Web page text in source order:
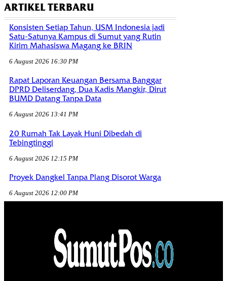
ARTIKEL TERBARU
Konsisten Setiap Tahun, USM Indonesia jadi
Satu-Satunya Kampus di Sumut yang Rutin
Kirim Mahasiswa Magang ke BRIN
6 August 2026 16:30 PM
Rapat Laporan Keuangan Bersama Banggar
DPRD Deliserdang, Dua Kadis Mangkir, Dirut
BUMD Datang Tanpa Data
6 August 2026 13:41 PM
20 Rumah Tak Layak Huni Dibedah di
Tebingtinggi
6 August 2026 12:15 PM
Proyek Dangkel Tanpa Plang Disorot Warga
6 August 2026 12:00 PM